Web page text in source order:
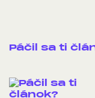
Páčil sa ti